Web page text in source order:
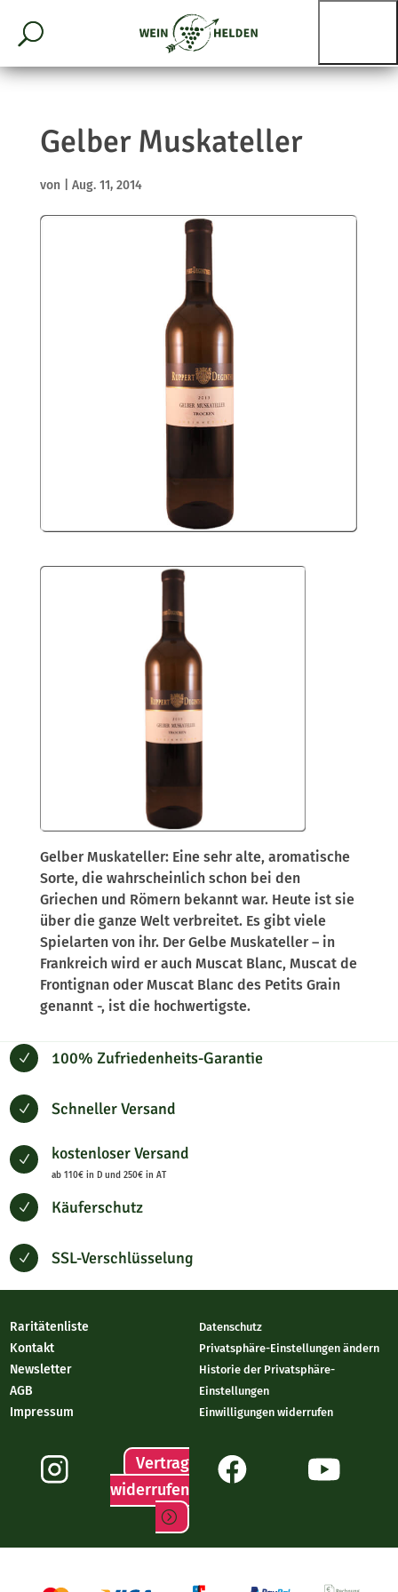
Gelber Muskateller
von Aug. 11, 2014
Gelber Muskateller: Eine sehr alte, aromatische
Sorte, die wahrscheinlich schon bei den
Griechen und Römern bekannt war. Heute ist sie
über die ganze Welt verbreitet. Es gibt viele
Spielarten von ihr. Der Gelbe Muskateller – in
Frankreich wird er auch Muscat Blanc, Muscat de
Frontignan oder Muscat Blanc des Petits Grain
genannt -, ist die hochwertigste.
N 100% Zufriedenheits-Garantie
N Schneller Versand
N kostenloser Versand
ab 110€ in D und 250€ in AT
N Käuferschutz
N SSL-Verschlüsselung
Raritätenliste
Kontakt
Newsletter
AGB
Impressum
Datenschutz
Privatsphäre-Einstellungen ändern
Historie der Privatsphäre-
Einstellungen
Einwilligungen widerrufen
Vertrag
widerrufen